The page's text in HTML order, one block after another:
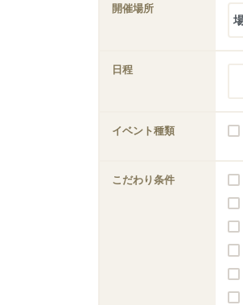
開催場所
日程
イベント種類
こだわり条件